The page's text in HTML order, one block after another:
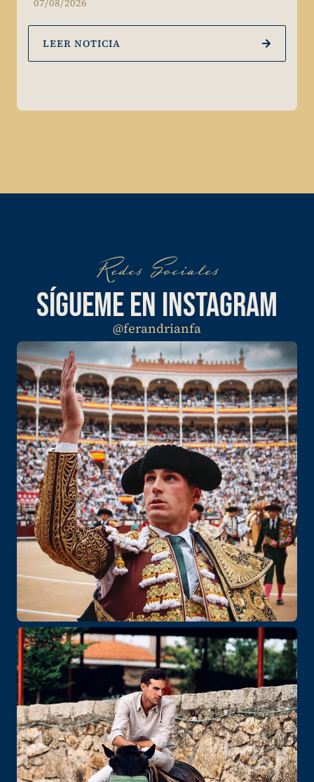
07/08/2026
LEER NOTICIA
Redes Sociales
SÍGUEME EN INSTAGRAM
@ferandrianfa